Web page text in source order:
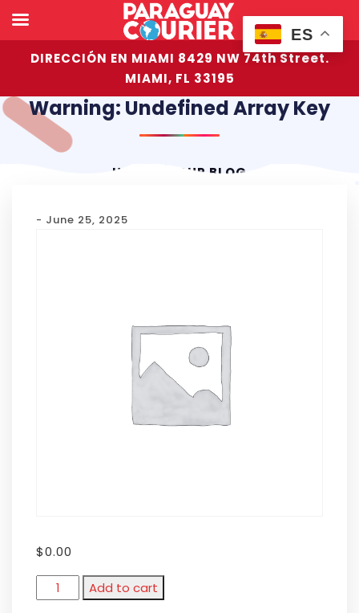
DIRECCIÓN EN MIAMI 8429 NW 74th Street.
MIAMI, FL 33195
Warning: Undefined Array Key
HOME OUR BLOG
- June 25, 2025
$0.00
Add to cart
ES